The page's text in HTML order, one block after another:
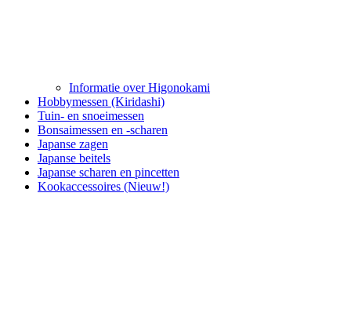
Informatie over Higonokami
Hobbymessen (Kiridashi)
Tuin- en snoeimessen
Bonsaimessen en -scharen
Japanse zagen
Japanse beitels
Japanse scharen en pincetten
Kookaccessoires (Nieuw!)